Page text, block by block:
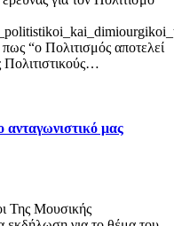
“ο Πολιτισμός αποτελεί
Πολιτιστικούς…
μας
Της Μουσικής